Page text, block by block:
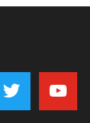
twitter youtube